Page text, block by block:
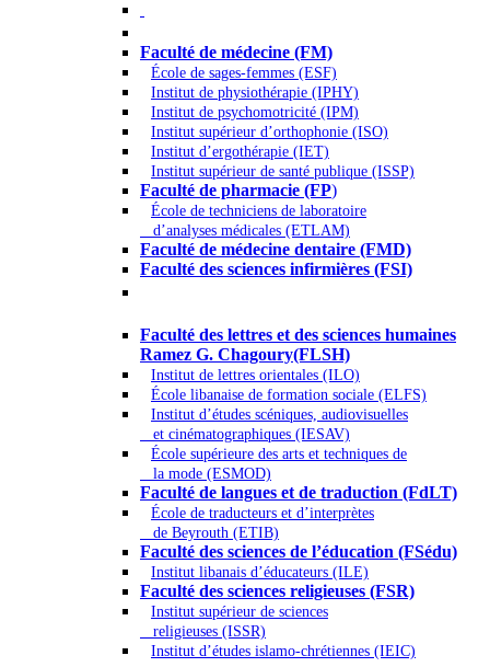
Faculté de médecine (FM)
École de sages-femmes (ESF)
Institut de physiothérapie (IPHY)
Institut de psychomotricité (IPM)
Institut supérieur d’orthophonie (ISO)
Institut d’ergothérapie (IET)
Institut supérieur de santé publique (ISSP)
Faculté de pharmacie (FP)
École de techniciens de laboratoire
d’analyses médicales (ETLAM)
Faculté de médecine dentaire (FMD)
Faculté des sciences infirmières (FSI)
Faculté des lettres et des sciences humaines
Ramez G. Chagoury(FLSH)
Institut de lettres orientales (ILO)
École libanaise de formation sociale (ELFS)
Institut d’études scéniques, audiovisuelles
et cinématographiques (IESAV)
École supérieure des arts et techniques de
la mode (ESMOD)
Faculté de langues et de traduction (FdLT)
École de traducteurs et d’interprètes
de Beyrouth (ETIB)
Faculté des sciences de l’éducation (FSédu)
Institut libanais d’éducateurs (ILE)
Faculté des sciences religieuses (FSR)
Institut supérieur de sciences
religieuses (ISSR)
Institut d’études islamo-chrétiennes (IEIC)